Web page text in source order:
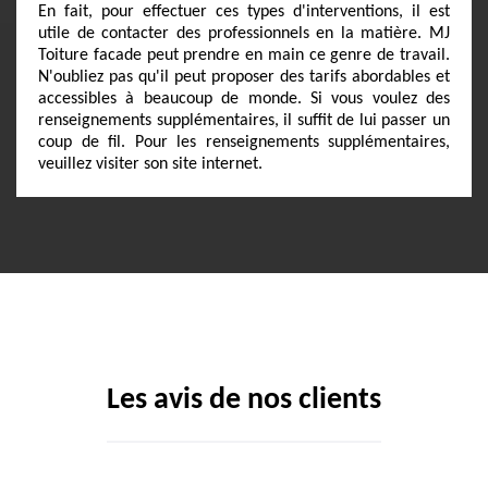
En fait, pour effectuer ces types d'interventions, il est
utile de contacter des professionnels en la matière. MJ
Toiture facade peut prendre en main ce genre de travail.
N'oubliez pas qu'il peut proposer des tarifs abordables et
accessibles à beaucoup de monde. Si vous voulez des
renseignements supplémentaires, il suffit de lui passer un
coup de fil. Pour les renseignements supplémentaires,
veuillez visiter son site internet.
Les avis de nos clients